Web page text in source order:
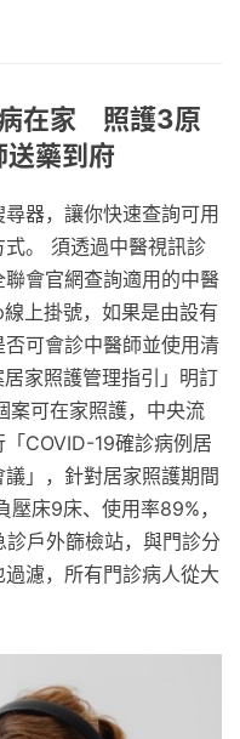
在家 照護3原
送藥到府
器，讓你快速查詢可用
。 須透過中醫視訊診
會官網查詢適用的中醫
上掛號，如果是由設有
可會診中醫師並使用清
家照護管理指引」明訂
案可在家照護，中央流
COVID-19確診病例居
」，針對居家照護期間
床9床、使用率89%，
戶外篩檢站，與門診分
濾，所有門診病人從大